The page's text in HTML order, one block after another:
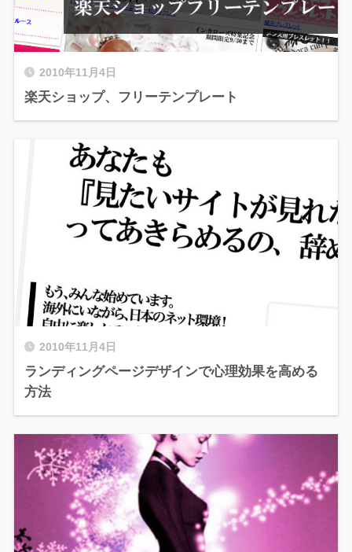
2010年11月4日
楽天ショップ、フリーテンプレート
2010年11月4日
ランディングページデザインで心理効果を高める
方法